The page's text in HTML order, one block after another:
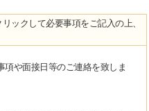
ックして必要事項をご記入の上、
や面接日等のご連絡を致しま